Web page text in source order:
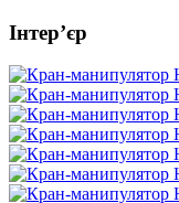
Інтер’єр